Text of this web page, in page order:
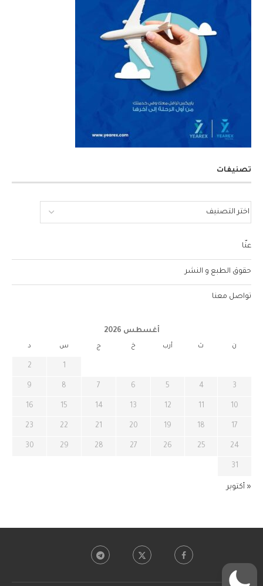
تصنيفات
عنّا
حقوق الطبع و النشر
تواصل معنا
أغسطس 2026
ن ث أرب خ ج س د
1
2
3
4
5
6
7
8
9
10
11
12
13
14
15
16
17
18
19
20
21
22
23
24
25
26
27
28
29
30
31
« أكتوبر